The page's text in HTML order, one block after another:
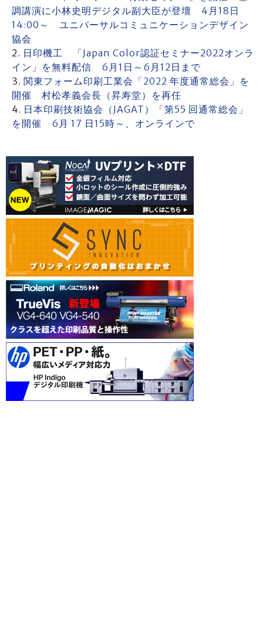
調講演に小林史明デジタル副大臣が登壇 4月18日
14:00～ ユニバーサルコミュニケーションデザイン
協会
日印機工 「Japan Color認証セミナー2022オンラ
イン」を無料配信 6月1日～6月12日まで
関東フォーム印刷工業会「2022 年度通常総会」を
開催 村松孝義会長（昇寿堂）を再任
日本印刷技術協会（JAGAT）「第55 回通常総会」
を開催 6月 17 日15時～、オンラインで